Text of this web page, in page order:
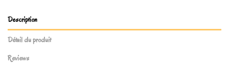
Description
Détail du produit
Reviews